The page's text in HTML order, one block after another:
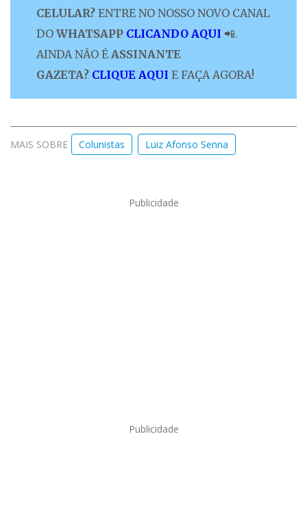
CELULAR? ENTRE NO NOSSO NOVO CANAL
DO WHATSAPP CLICANDO AQUI 📲.
AINDA NÃO É ASSINANTE
GAZETA? CLIQUE AQUI E FAÇA AGORA!
MAIS SOBRE Colunistas Luiz Afonso Senna
Publicidade
Publicidade